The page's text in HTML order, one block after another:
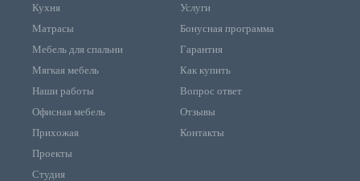
Кухня
Матрасы
Мебель для спальни
Мягкая мебель
Наши работы
Офисная мебель
Прихожая
Проекты
Студия
Услуги
Бонусная программа
Гарантия
Как купить
Вопрос ответ
Отзывы
Контакты